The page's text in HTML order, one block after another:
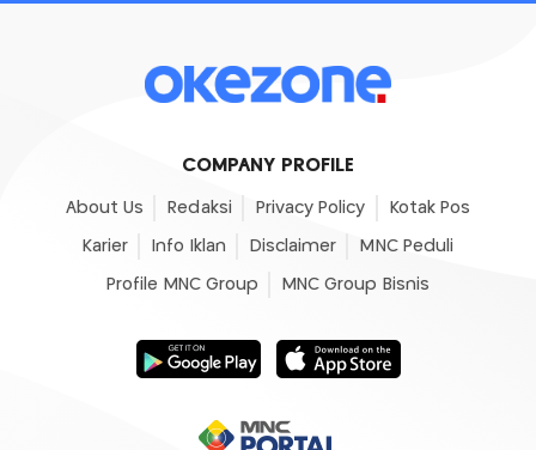
COMPANY PROFILE
About Us Redaksi Privacy Policy Kotak Pos
Karier Info Iklan Disclaimer MNC Peduli
Profile MNC Group MNC Group Bisnis